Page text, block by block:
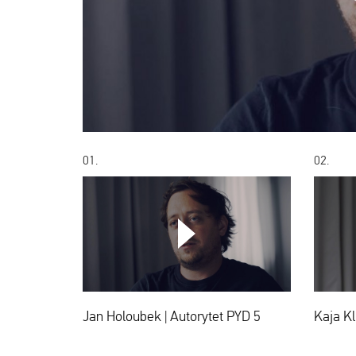
Jan
Holoubek
|
5
01.
Jan Holoubek | Autorytet PYD 5
02.
Kaja